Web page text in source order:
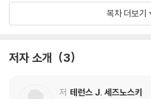
4장 두뇌 방식의 컴퓨팅 093
5장 시각 시스템에서 얻은 통찰 112
2부 기술적 영향과 과학적 영향
6장 머신러닝의 미래
목차 더보기
저자 소개 3
저 테런스 J. 세즈노스키